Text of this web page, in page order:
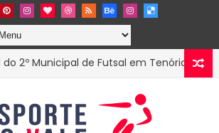
de Futsal em Tenório-PB